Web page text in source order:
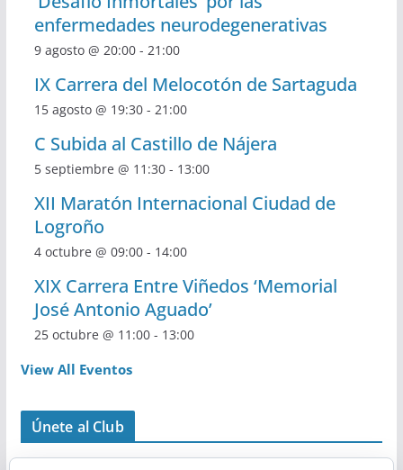
enfermedades neurodegenerativas
9 agosto @ 20:00- 21:00
IX Carrera del Melocotón de Sartaguda
15 agosto @ 19:30- 21:00
C Subida al Castillo de Nájera
5 septiembre @ 11:30- 13:00
XII Maratón Internacional Ciudad de
Logroño
4 octubre @ 09:00- 14:00
XIX Carrera Entre Viñedos ‘Memorial
José Antonio Aguado’
25 octubre @ 11:00- 13:00
View All Eventos
Únete al Club